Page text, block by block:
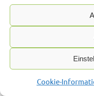
Cookie-
DREI-ZIMMER-
PARKSTRASSE-
Objekt-ID: